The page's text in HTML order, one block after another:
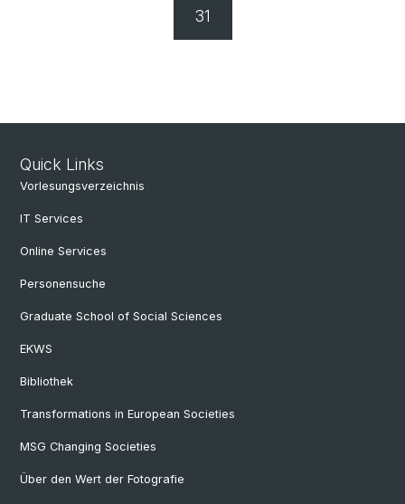
31
Quick Links
Vorlesungsverzeichnis
IT Services
Online Services
Personensuche
Graduate School of Social Sciences
EKWS
Bibliothek
Transformations in European Societies
MSG Changing Societies
Über den Wert der Fotografie